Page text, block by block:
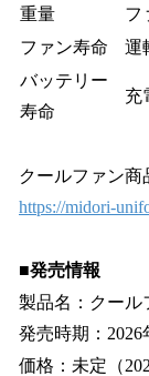
重量
フ
ファン寿命
運
バッテリー
寿命
充
クールファン
https://midori-
■発売情報
製品名：クール
発売時期：2026
価格：未定（